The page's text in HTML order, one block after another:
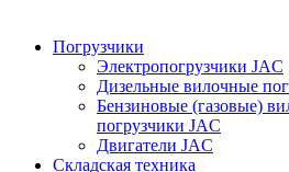
Погрузчики
Электропогрузчики JAC
Дизельные вилочные
Бензиновые (газовые)
погрузчики JAC
Двигатели JAC
Складская техника